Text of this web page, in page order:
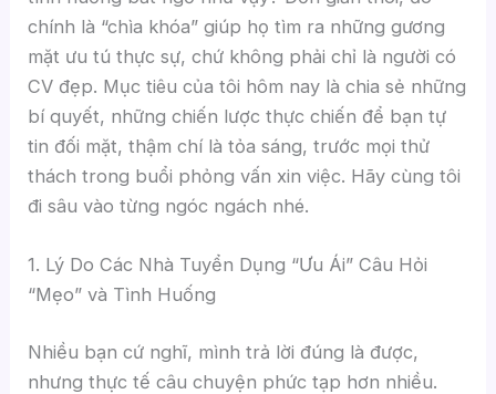
chính là “chìa khóa” giúp họ tìm ra những gương
mặt ưu tú thực sự, chứ không phải chỉ là người có
CV đẹp. Mục tiêu của tôi hôm nay là chia sẻ những
bí quyết, những chiến lược thực chiến để bạn tự
tin đối mặt, thậm chí là tỏa sáng, trước mọi thử
thách trong buổi phỏng vấn xin việc. Hãy cùng tôi
đi sâu vào từng ngóc ngách nhé.
1. Lý Do Các Nhà Tuyển Dụng “Ưu Ái” Câu Hỏi
“Mẹo” và Tình Huống
Nhiều bạn cứ nghĩ, mình trả lời đúng là được,
nhưng thực tế câu chuyện phức tạp hơn nhiều.